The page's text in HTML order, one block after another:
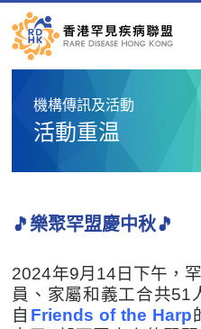
機構傳訊及活動
活動重温
🎵樂聚罕盟慶中秋🎵
2024年9月14日下午，
員、家屬和義工合共51
自 Friends of the Harp